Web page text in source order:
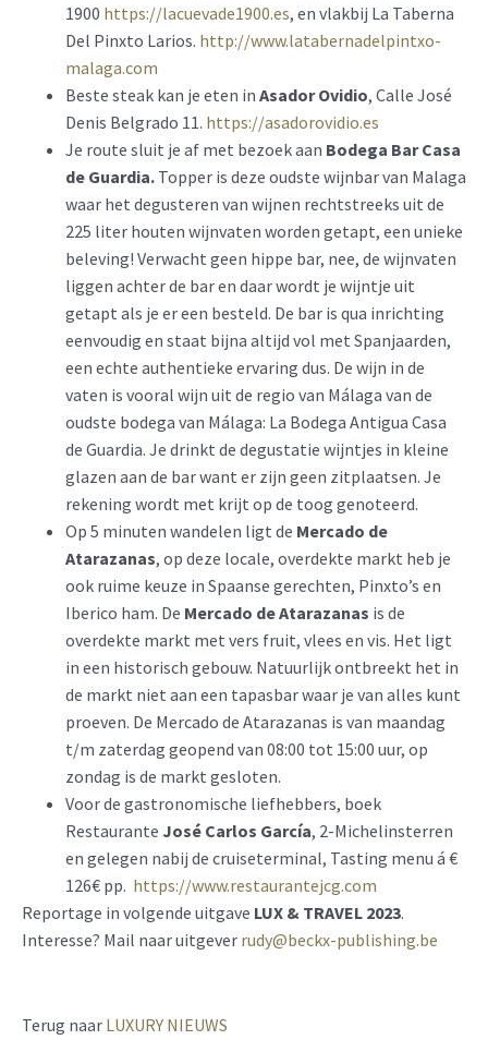
1900 https://lacuevade1900.es, en vlakbij La Taberna
Del Pinxto Larios. http://www.latabernadelpintxo-
malaga.com
Beste steak kan je eten in Asador Ovidio, Calle José
Denis Belgrado 11. https://asadorovidio.es
Je route sluit je af met bezoek aan Bodega Bar Casa
de Guardia. Topper is deze oudste wijnbar van Malaga
waar het degusteren van wijnen rechtstreeks uit de
225 liter houten wijnvaten worden getapt, een unieke
beleving! Verwacht geen hippe bar, nee, de wijnvaten
liggen achter de bar en daar wordt je wijntje uit
getapt als je er een besteld. De bar is qua inrichting
eenvoudig en staat bijna altijd vol met Spanjaarden,
een echte authentieke ervaring dus. De wijn in de
vaten is vooral wijn uit de regio van Málaga van de
oudste bodega van Málaga: La Bodega Antigua Casa
de Guardia. Je drinkt de degustatie wijntjes in kleine
glazen aan de bar want er zijn geen zitplaatsen. Je
rekening wordt met krijt op de toog genoteerd.
Op 5 minuten wandelen ligt de Mercado de
Atarazanas, op deze locale, overdekte markt heb je
ook ruime keuze in Spaanse gerechten, Pinxto’s en
Iberico ham. De Mercado de Atarazanas is de
overdekte markt met vers fruit, vlees en vis. Het ligt
in een historisch gebouw. Natuurlijk ontbreekt het in
de markt niet aan een tapasbar waar je van alles kunt
proeven. De Mercado de Atarazanas is van maandag
t/m zaterdag geopend van 08:00 tot 15:00 uur, op
zondag is de markt gesloten.
Voor de gastronomische liefhebbers, boek
Restaurante José Carlos García, 2-Michelinsterren
en gelegen nabij de cruiseterminal, Tasting menu á €
126€ pp. https://www.restaurantejcg.com
Reportage in volgende uitgave LUX & TRAVEL 2023.
Interesse? Mail naar uitgever rudy@beckx-publishing.be
Terug naar LUXURY NIEUWS